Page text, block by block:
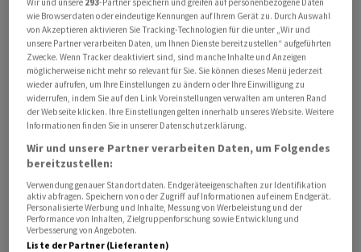
Regierung unter anderem Irans Raketen- und
Drohnenkapazitäten sowie militärische Infrastruktur
zerstört werden./hae/DP/jha
(AWP)
wie Browserdaten oder eindeutige Kennungen auf Ihrem Gerät zu. Durch Auswahl
von Akzeptieren aktivieren Sie Tracking-Technologien für die unter „Wir und
unsere Partner verarbeiten Daten, um Ihnen Dienste bereitzustellen“ aufgeführten
Zwecke. Wenn Tracker deaktiviert sind, sind manche Inhalte und Anzeigen
möglicherweise nicht mehr so relevant für Sie. Sie können dieses Menü jederzeit
wieder aufrufen, um Ihre Einstellungen zu ändern oder Ihre Einwilligung zu
widerrufen, indem Sie auf den Link Voreinstellungen verwalten am unteren Rand
der Webseite klicken. Ihre Einstellungen gelten innerhalb unseres Website. Weitere
Informationen finden Sie in unserer Datenschutzerklärung.
Wir und unsere Partner verarbeiten Daten, um Folgendes
bereitzustellen:
Verwendung genauer Standortdaten. Endgeräteeigenschaften zur Identifikation
aktiv abfragen. Speichern von oder Zugriff auf Informationen auf einem Endgerät.
Personalisierte Werbung und Inhalte, Messung von Werbeleistung und der
Performance von Inhalten, Zielgruppenforschung sowie Entwicklung und
Verbesserung von Angeboten.
Liste der Partner (Lieferanten)